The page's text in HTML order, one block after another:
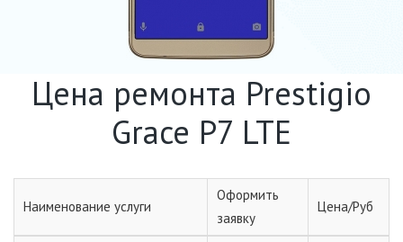
Цена ремонта Prestigio
Grace P7 LTE
Наименование услуги
Оформить
заявку
Цена/Руб